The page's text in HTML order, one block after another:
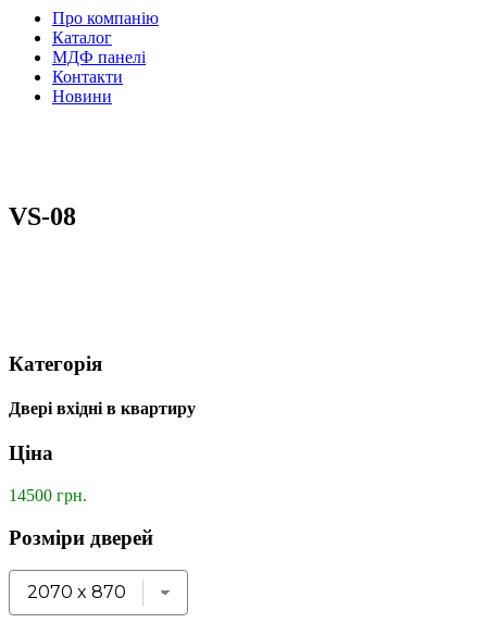
Про компанію
Каталог
МДФ панелі
Контакти
Новини
VS-08
Категорія
Двері вхідні в квартиру
Ціна
14500 грн.
Розміри дверей